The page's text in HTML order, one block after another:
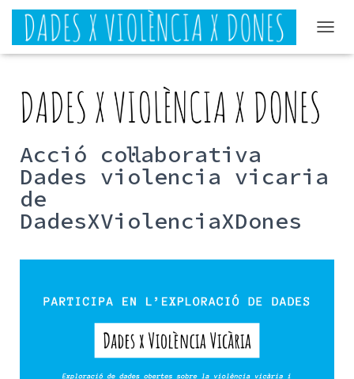
Acció col·laborativa
Dades violencia vicaria
de
DadesXViolenciaXDones